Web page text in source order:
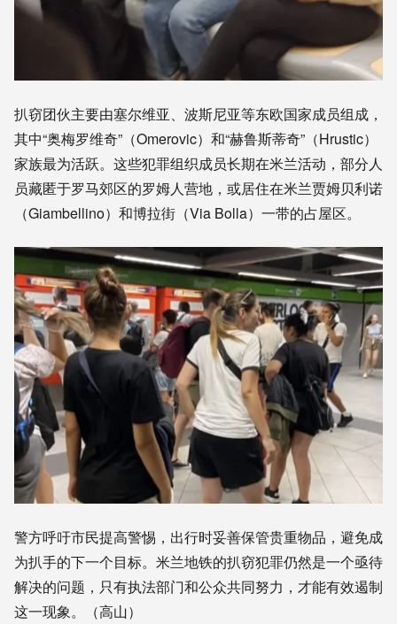
扒窃团伙主要由塞尔维亚、波斯尼亚等东欧国家成员组成，
其中“奥梅罗维奇”（Omerovic）和“赫鲁斯蒂奇”（Hrustic）
家族最为活跃。这些犯罪组织成员长期在米兰活动，部分人
员藏匿于罗马郊区的罗姆人营地，或居住在米兰贾姆贝利诺
（Giambellino）和博拉街（Via Bolla）一带的占屋区。
警方呼吁市民提高警惕，出行时妥善保管贵重物品，避免成
为扒手的下一个目标。米兰地铁的扒窃犯罪仍然是一个亟待
解决的问题，只有执法部门和公众共同努力，才能有效遏制
这一现象。（高山）